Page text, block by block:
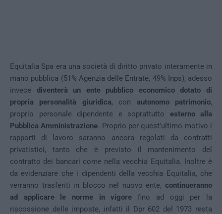
Equitalia Spa era una società di diritto privato interamente in
mano pubblica (51% Agenzia delle Entrate, 49% Inps), adesso
invece diventerà un ente pubblico economico dotato di
propria personalità giuridica, con autonomo patrimonio,
proprio personale dipendente e soprattutto esterno alla
Pubblica Amministrazione. Proprio per quest’ultimo motivo i
rapporti di lavoro saranno ancora regolati da contratti
privatistici, tanto che è previsto il mantenimento del
contratto dei bancari come nella vecchia Equitalia. Inoltre è
da evidenziare che i dipendenti della vecchia Equitalia, che
verranno trasferiti in blocco nel nuovo ente, continueranno
ad applicare le norme in vigore fino ad oggi per la
riscossione delle imposte, infatti il Dpr 602 del 1973 resta